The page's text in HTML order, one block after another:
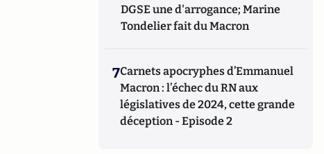
DGSE une d'arrogance; Marine
Tondelier fait du Macron
7Carnets apocryphes d’Emmanuel
Macron : l’échec du RN aux
législatives de 2024, cette grande
déception - Episode 2